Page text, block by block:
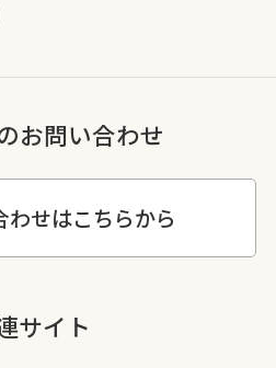
お問い合わせ
わせはこちらから
サイト